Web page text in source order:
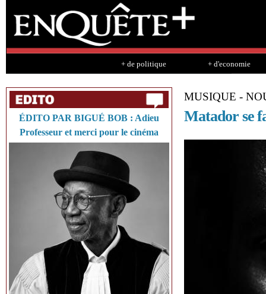
+ de politique + d'economie
ÉDITO PAR BIGUÉ BOB : Adieu
Professeur et merci pour le cinéma
MUSIQUE -
Matador se